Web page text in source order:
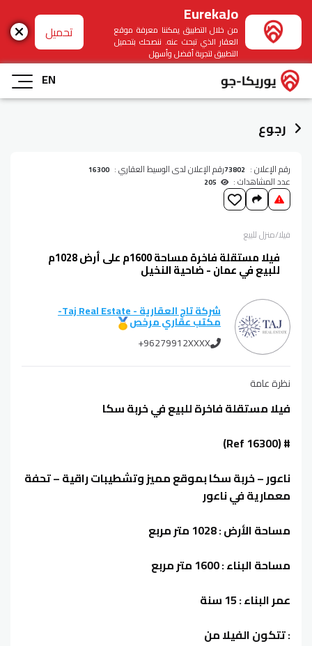
EurekaJo
من خلال التطبيق يمكننا معرفة موقع
العقار الذي تبحث عنه. ننصحك بتحميل
التطبيق لتجربة أفضل وأسهل
تحميل
EN
رجوع
رقم الإعلان : 73802رقم الإعلان لدى الوسيط العقاري : 16300
عدد المشاهدات :
فيلا/منزلللبيع
فيلا مستقلة فاخرة مساحة 1600م على أرض 1028م
للبيع في عمان - ضاحية النخيل
شركة تاج العقارية - Taj Real Estate -
مكتب عقاري مرخص
+96279912XXXX
نظرة عامة
فيلا مستقلة فاخرة للبيع في خربة سكا
# (Ref 16300)
ناعور – خربة سكا بموقع مميز وتشطيبات راقية – تحفة
معمارية في ناعور
مساحة الأرض : 1028 متر مربع
مساحة البناء : 1600 متر مربع
عمر البناء : 15 سنة
: تتكون الفيلا من